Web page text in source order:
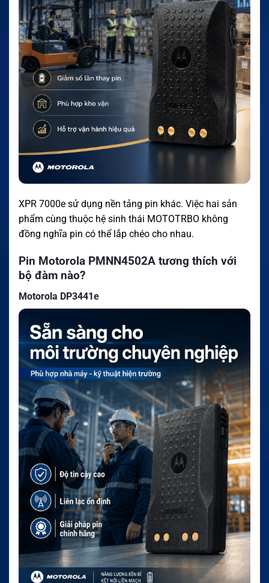
XPR 7000e sử dụng nền tảng pin khác. Việc hai sản
phẩm cùng thuộc hệ sinh thái MOTOTRBO không
đồng nghĩa pin có thể lắp chéo cho nhau.
Pin Motorola PMNN4502A tương thích với
bộ đàm nào?
Motorola DP3441e